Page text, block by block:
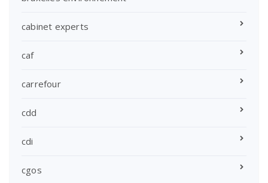
cabinet experts
caf
carrefour
cdd
cdi
cgos